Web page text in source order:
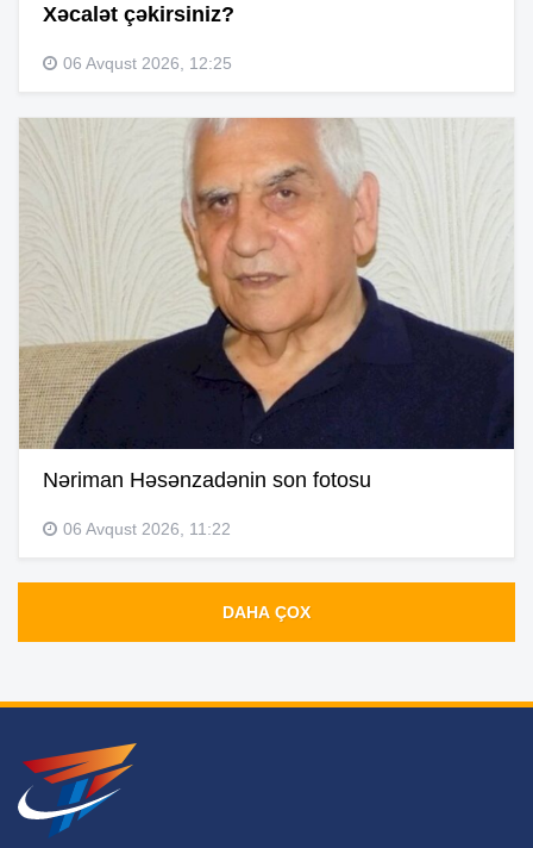
Xəcalət çəkirsiniz?
06 Avqust 2026, 12:25
Nəriman Həsənzadənin son fotosu
06 Avqust 2026, 11:22
DAHA ÇOX